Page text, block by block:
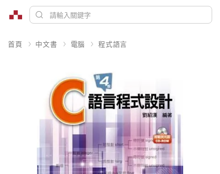
首頁 中文書 電腦 程式語言